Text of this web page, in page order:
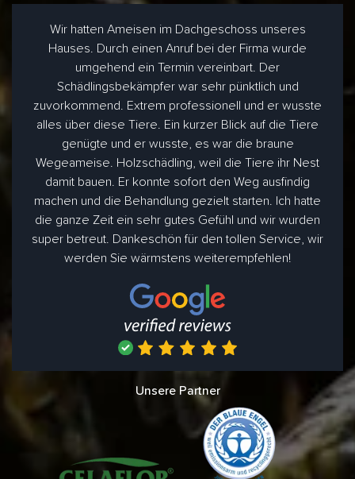
Wir hatten Ameisen im Dachgeschoss unseres
Hauses. Durch einen Anruf bei der Firma wurde
umgehend ein Termin vereinbart. Der
Schädlingsbekämpfer war sehr pünktlich und
zuvorkommend. Extrem professionell und er wusste
alles über diese Tiere. Ein kurzer Blick auf die Tiere
genügte und er wusste, es war die braune
Wegeameise. Holzschädling, weil die Tiere ihr Nest
damit bauen. Er konnte sofort den Weg ausfindig
machen und die Behandlung gezielt starten. Ich hatte
die ganze Zeit ein sehr gutes Gefühl und wir wurden
super betreut. Dankeschön für den tollen Service, wir
werden Sie wärmstens weiterempfehlen!
Unsere Partner